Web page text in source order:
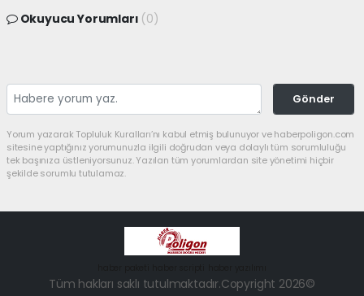
Okuyucu Yorumları (0)
Gönder
Yorum yazarak Topluluk Kuralları’nı kabul etmiş bulunuyor ve haberpoligon.com
sitesine yaptığınız yorumunuzla ilgili doğrudan veya dolaylı tüm sorumluluğu
tek başınıza üstleniyorsunuz. Yazılan tüm yorumlardan site yönetimi hiçbir
şekilde sorumlu tutulamaz.
Tüm hakları saklı tutulmaktadır.Copyright 2026©